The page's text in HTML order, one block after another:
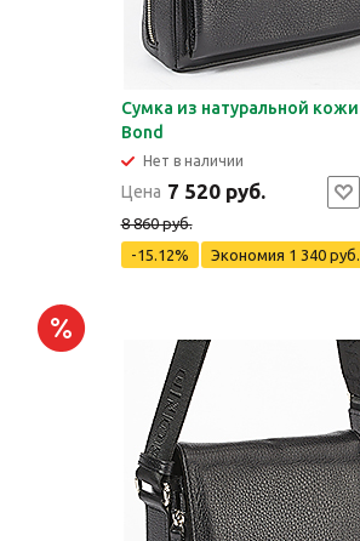
Сумка из натуральной кожи
Bond
Нет в наличии
Цена 7 520 руб.
8 860 руб.
-15.12%
Экономия 1 340 руб.